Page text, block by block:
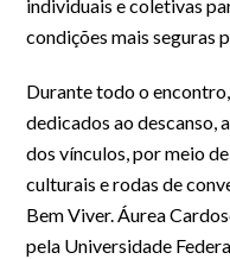
individuais e coletivas
condições mais seguras
Durante todo o
dedicados ao descanso,
dos vínculos, por meio
culturais e rodas de
Bem Viver. Áurea
pela Universidade